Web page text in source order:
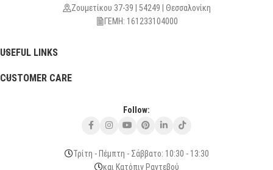
Ζουμετίκου 37-39 | 54249 | Θεσσαλονίκη
ΓΕΜΗ: 161233104000
USEFUL LINKS
CUSTOMER CARE
Follow:
Τρίτη - Πέμπτη - Σάββατο: 10:30 - 13:30
και Κατόπιν Ραντεβού